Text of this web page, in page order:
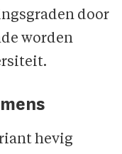
door
worden
hevig